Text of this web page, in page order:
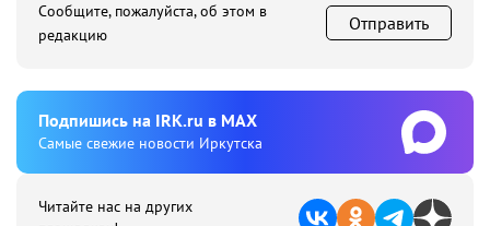
Сообщите, пожалуйста, об этом в
редакцию
Отправить
Подпишиcь на IRK.ru в MAX
Cамые свежие новости Иркутска
Читайте нас на других